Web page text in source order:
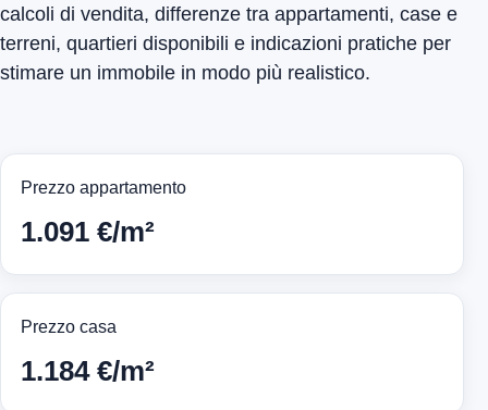
calcoli di vendita, differenze tra appartamenti, case e
terreni, quartieri disponibili e indicazioni pratiche per
stimare un immobile in modo più realistico.
Prezzo appartamento
1.091 €/m²
Prezzo casa
1.184 €/m²